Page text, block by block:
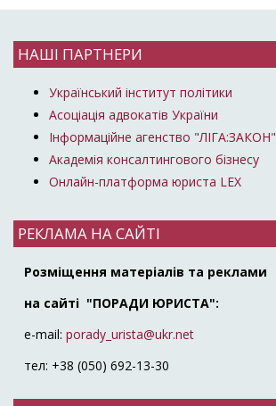
НАШІ ПАРТНЕРИ
Український інститут політики
Асоціація адвокатів України
Інформаційне агенство "ЛІГА:ЗАКОН"
Академія консалтингового бізнесу
Онлайн-платформа юриста LEX
РЕКЛАМА НА САЙТІ
Розміщення матеріалів та реклами
на сайті "ПОРАДИ ЮРИСТА":
e-mail: porady_urista@ukr.net
тел: +38 (050) 692-13-30